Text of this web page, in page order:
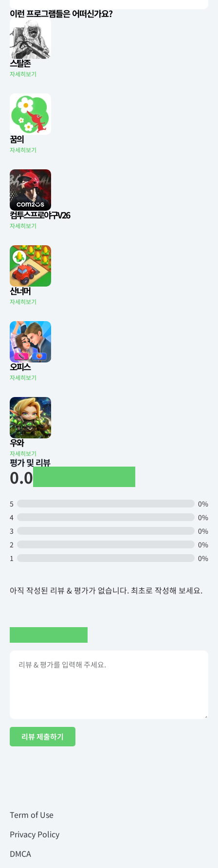
이런 프로그램들은 어떠신가요?
스탈존
자세히보기
꿈의
자세히보기
컴투스프로야구V26
자세히보기
산너머
자세히보기
오피스
자세히보기
우와
자세히보기
평가 및 리뷰
0.0
5
0%
4
0%
3
0%
2
0%
1
0%
아직 작성된 리뷰 & 평가가 없습니다. 최초로 작성해 보세요.
리뷰 제출하기
Term of Use
Privacy Policy
DMCA